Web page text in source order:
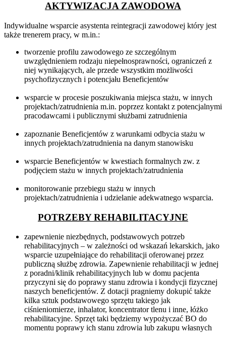
AKTYWIZACJA ZAWODOWA
Indywidualne wsparcie asystenta reintegracji zawodowej który jest
także trenerem pracy, w m.in.:
tworzenie profilu zawodowego ze szczególnym
uwzględnieniem rodzaju niepełnosprawności, ograniczeń z
niej wynikających, ale przede wszystkim możliwości
psychofizycznych i potencjału Beneficjentów
wsparcie w procesie poszukiwania miejsca stażu, w innych
projektach/zatrudnienia m.in. poprzez kontakt z potencjalnymi
pracodawcami i publicznymi służbami zatrudnienia
zapoznanie Beneficjentów z warunkami odbycia stażu w
innych projektach/zatrudnienia na danym stanowisku
wsparcie Beneficjentów w kwestiach formalnych zw. z
podjęciem stażu w innych projektach/zatrudnienia
monitorowanie przebiegu stażu w innych
projektach/zatrudnienia i udzielanie adekwatnego wsparcia.
POTRZEBY REHABILITACYJNE
zapewnienie niezbędnych, podstawowych potrzeb
rehabilitacyjnych – w zależności od wskazań lekarskich, jako
wsparcie uzupełniające do rehabilitacji oferowanej przez
publiczną służbę zdrowia. Zapewnienie rehabilitacji w jednej
z poradni/klinik rehabilitacyjnych lub w domu pacjenta
przyczyni się do poprawy stanu zdrowia i kondycji fizycznej
naszych beneficjentów. Z dotacji pragniemy dokupić także
kilka sztuk podstawowego sprzętu takiego jak
ciśnieniomierze, inhalator, koncentrator tlenu i inne, łóżko
rehabilitacyjne. Sprzęt taki będziemy wypożyczać BO do
momentu poprawy ich stanu zdrowia lub zakupu własnych